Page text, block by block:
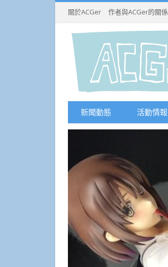
關於ACGer 作者與ACGer的關係
新聞動態 活動情報